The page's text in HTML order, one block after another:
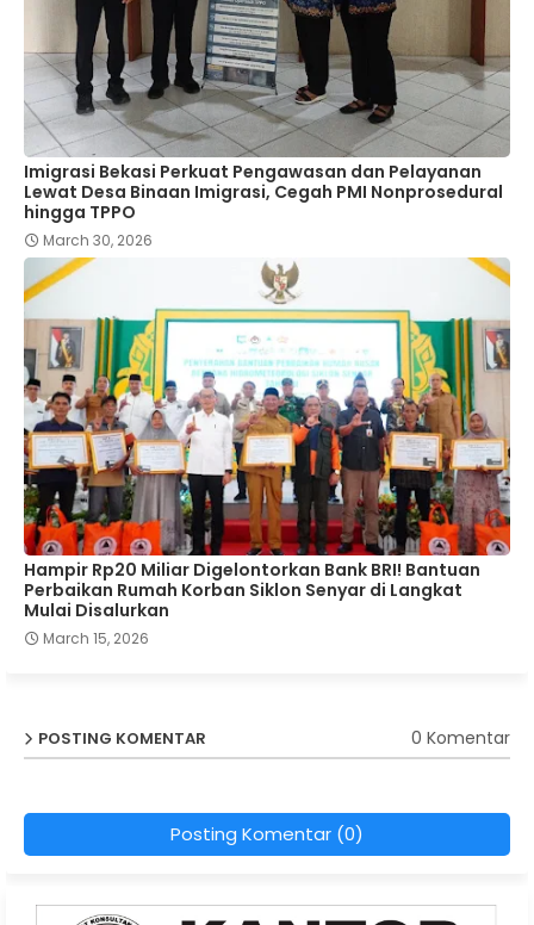
Imigrasi Bekasi Perkuat Pengawasan dan Pelayanan
Lewat Desa Binaan Imigrasi, Cegah PMI Nonprosedural
hingga TPPO
March 30, 2026
Hampir Rp20 Miliar Digelontorkan Bank BRI! Bantuan
Perbaikan Rumah Korban Siklon Senyar di Langkat
Mulai Disalurkan
March 15, 2026
POSTING KOMENTAR 0 Komentar
Posting Komentar (0)